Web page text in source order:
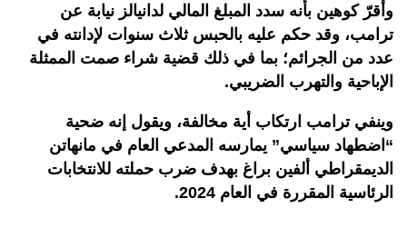
وأقرّ كوهين بأنه سدد المبلغ المالي لدانيالز نيابة عن
ترامب، وقد حكم عليه بالحبس ثلاث سنوات لإدانته في
عدد من الجرائم؛ بما في ذلك قضية شراء صمت الممثلة
الإباحية والتهرب الضريبي.
وينفي ترامب ارتكاب أية مخالفة، ويقول إنه ضحية
“اضطهاد سياسي” يمارسه المدعي العام في مانهاتن
الديمقراطي ألفين براغ بهدف ضرب حملته للانتخابات
الرئاسية المقررة في العام 2024.